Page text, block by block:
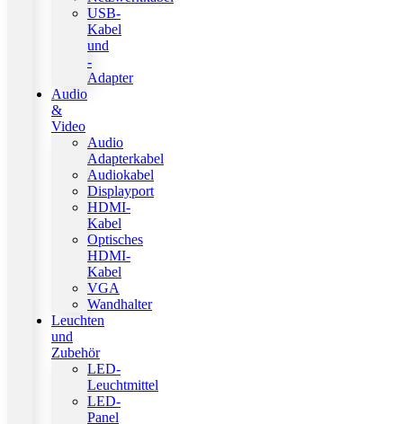
USB-
Kabel
und
-
Adapter
Audio
&
Video
Audio
Adapterkabel
Audiokabel
Displayport
HDMI-
Kabel
Optisches
HDMI-
Kabel
VGA
Wandhalter
Leuchten
und
Zubehör
LED-
Leuchtmittel
LED-
Panel